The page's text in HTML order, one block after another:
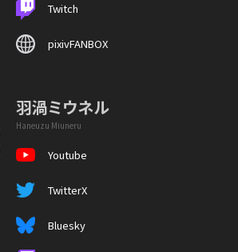
Twitch
pixivFANBOX
羽渦ミウネル
Haneuzu Miuneru
Youtube
TwitterX
Bluesky